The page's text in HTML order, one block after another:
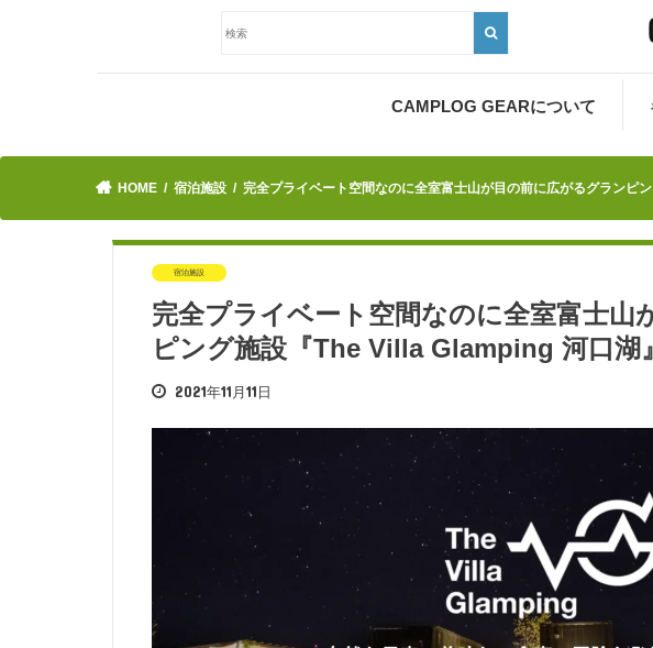
CAMPLOG GEARについて
HOME 宿泊施設 完全プライベート空間なのに全室富士山が目の前に広がるグランピ
宿泊施設
完全プライベート空間なのに全室富士山
ピング施設『The Villa Glamping 河口湖
2021年11月11日